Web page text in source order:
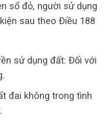
sổ đỏ, người sử dụng
sau theo Điều 188
sử dụng đất: Đối với
đai không trong tình